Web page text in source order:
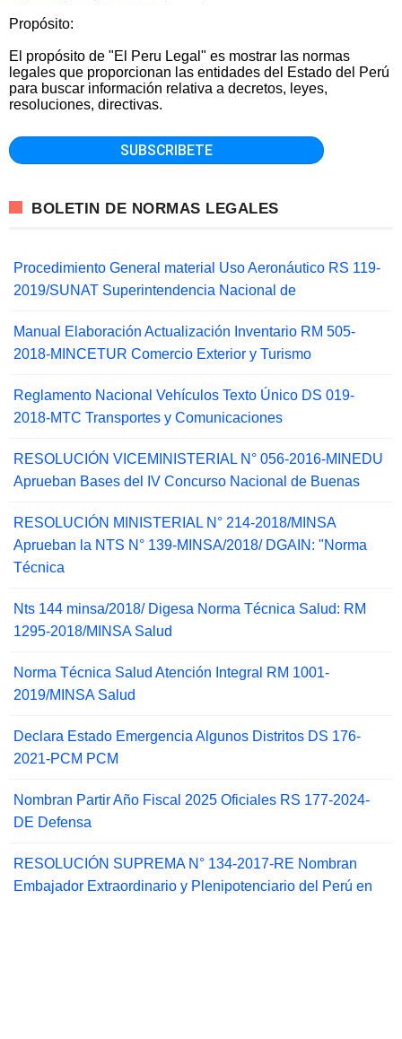
Propósito:
El propósito de "El Peru Legal" es mostrar las normas
legales que proporcionan las entidades del Estado del Perú
para buscar información relativa a decretos, leyes,
resoluciones, directivas.
BOLETIN DE NORMAS LEGALES
Procedimiento General material Uso Aeronáutico RS 119-
2019/SUNAT Superintendencia Nacional de
Manual Elaboración Actualización Inventario RM 505-
2018-MINCETUR Comercio Exterior y Turismo
Reglamento Nacional Vehículos Texto Único DS 019-
2018-MTC Transportes y Comunicaciones
RESOLUCIÓN VICEMINISTERIAL N° 056-2016-MINEDU
Aprueban Bases del IV Concurso Nacional de Buenas
RESOLUCIÓN MINISTERIAL N° 214-2018/MINSA
Aprueban la NTS N° 139-MINSA/2018/ DGAIN: "Norma
Técnica
Nts 144 minsa/2018/ Digesa Norma Técnica Salud: RM
1295-2018/MINSA Salud
Norma Técnica Salud Atención Integral RM 1001-
2019/MINSA Salud
Declara Estado Emergencia Algunos Distritos DS 176-
2021-PCM PCM
Nombran Partir Año Fiscal 2025 Oficiales RS 177-2024-
DE Defensa
RESOLUCIÓN SUPREMA N° 134-2017-RE Nombran
Embajador Extraordinario y Plenipotenciario del Perú en